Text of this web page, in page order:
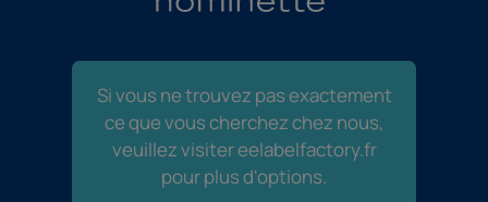
Si vous ne trouvez pas exactement
ce que vous cherchez chez nous,
veuillez visiter eelabelfactory.fr
pour plus d'options.